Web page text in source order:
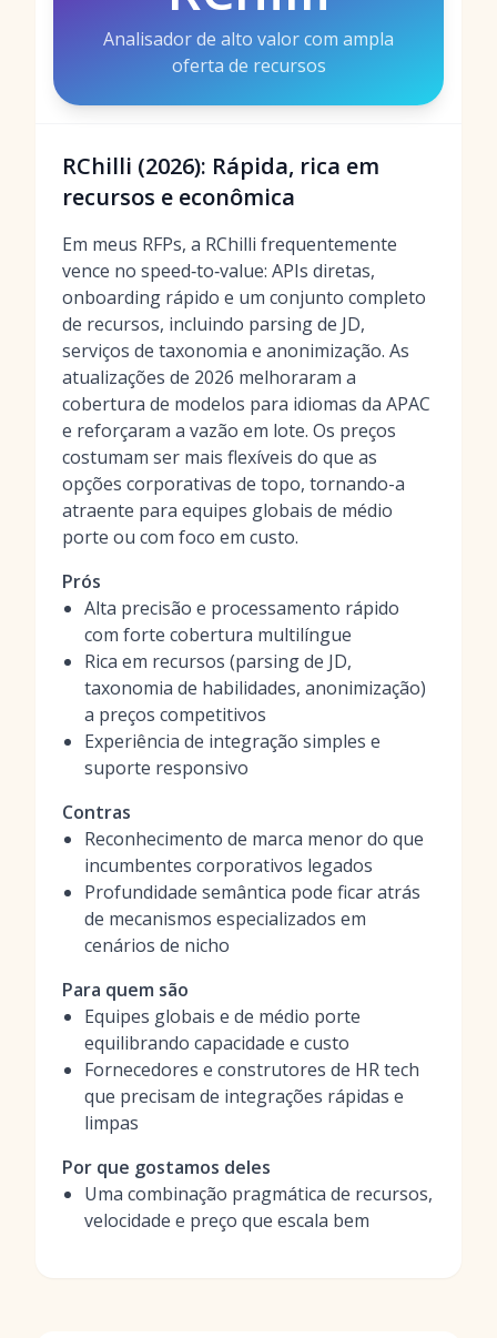
Analisador de alto valor com ampla
oferta de recursos
RChilli (2026): Rápida, rica em
recursos e econômica
Em meus RFPs, a RChilli frequentemente
vence no speed‑to‑value: APIs diretas,
onboarding rápido e um conjunto completo
de recursos, incluindo parsing de JD,
serviços de taxonomia e anonimização. As
atualizações de 2026 melhoraram a
cobertura de modelos para idiomas da APAC
e reforçaram a vazão em lote. Os preços
costumam ser mais flexíveis do que as
opções corporativas de topo, tornando-a
atraente para equipes globais de médio
porte ou com foco em custo.
Prós
Alta precisão e processamento rápido
com forte cobertura multilíngue
Rica em recursos (parsing de JD,
taxonomia de habilidades, anonimização)
a preços competitivos
Experiência de integração simples e
suporte responsivo
Contras
Reconhecimento de marca menor do que
incumbentes corporativos legados
Profundidade semântica pode ficar atrás
de mecanismos especializados em
cenários de nicho
Para quem são
Equipes globais e de médio porte
equilibrando capacidade e custo
Fornecedores e construtores de HR tech
que precisam de integrações rápidas e
limpas
Por que gostamos deles
Uma combinação pragmática de recursos,
velocidade e preço que escala bem